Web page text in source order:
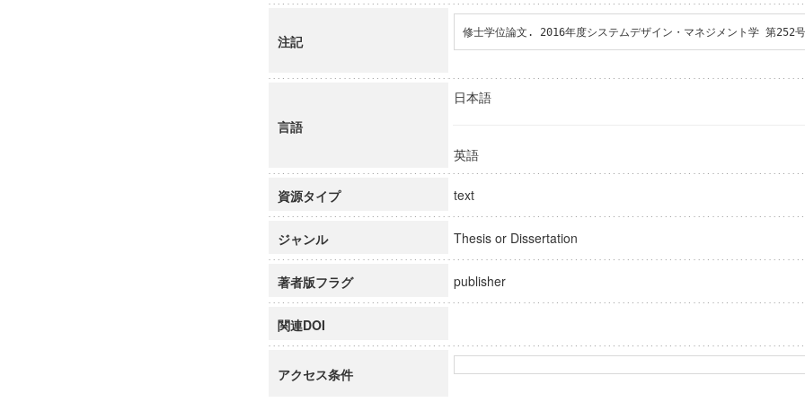
注記
修士学位論文. 2016年度システムデザイン・マネジメント学 第252
言語
日本語
英語
資源タイプ text
ジャンル Thesis or Dissertation
著者版フラグ publisher
関連DOI
アクセス条件